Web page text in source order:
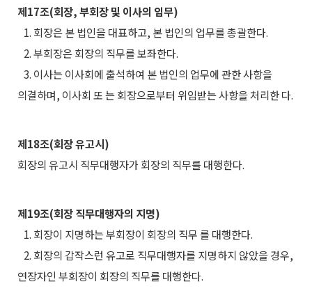
제17조(회장, 부회장 및 이사의 임무)
1. 회장은 본 법인을 대표하고, 본 법인의 업무를 총괄한다.
2. 부회장은 회장의 직무를 보좌한다.
3. 이사는 이사회에 출석하여 본 법인의 업무에 관한 사항을
의결하며, 이사회 또 는 회장으로부터 위임받는 사항을 처리한 다.
제18조(회장 유고시)
회장의 유고시 직무대행자가 회장의 직무를 대행한다.
제19조(회장 직무대행자의 지명)
1. 회장이 지명하는 부회장이 회장의 직무 를 대행한다.
2. 회장의 갑작스런 유고로 직무대행자를 지명하지 않았을 경우,
연장자인 부회장이 회장의 직무를 대행한다.